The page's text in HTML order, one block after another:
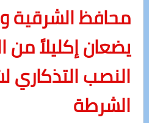
محافظ الشرقية
يضعان إكليلاً من
النصب التذكاري
الشرطة